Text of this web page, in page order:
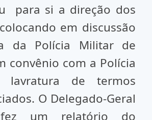
para si a direção dos
em discussão
da Polícia Militar de
convênio com a Polícia
lavratura de termos
O Delegado-Geral
fez um relatório do